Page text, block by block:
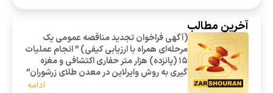
آخرین مطالب
(آگهی فراخوان تجدید مناقصه عمومی یک
مرحله‌ای همراه با ارزیابی کیفی) ” انجام عملیات
15 (پانزده) هزار متر حفاری اکتشافی و مغزه
گیری به روش وایرلاین در معدن طلای زرشوران”
ادامه